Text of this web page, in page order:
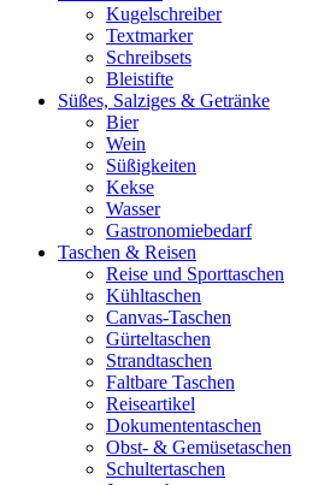
Kugelschreiber
Textmarker
Schreibsets
Bleistifte
Süßes, Salziges & Getränke
Bier
Wein
Süßigkeiten
Kekse
Wasser
Gastronomiebedarf
Taschen & Reisen
Reise und Sporttaschen
Kühltaschen
Canvas-Taschen
Gürteltaschen
Strandtaschen
Faltbare Taschen
Reiseartikel
Dokumententaschen
Obst- & Gemüsetaschen
Schultertaschen